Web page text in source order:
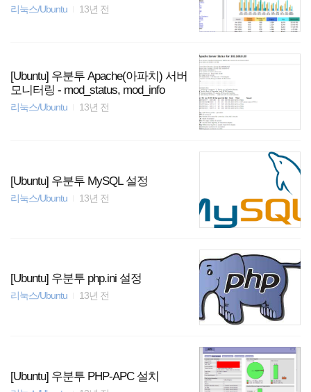
리눅스/Ubuntu 13년 전
[Ubuntu] 우분투 Apache(아파치) 서버
모니터링 - mod_status, mod_info
리눅스/Ubuntu 13년 전
[Ubuntu] 우분투 MySQL 설정
리눅스/Ubuntu 13년 전
[Ubuntu] 우분투 php.ini 설정
리눅스/Ubuntu 13년 전
[Ubuntu] 우분투 PHP-APC 설치